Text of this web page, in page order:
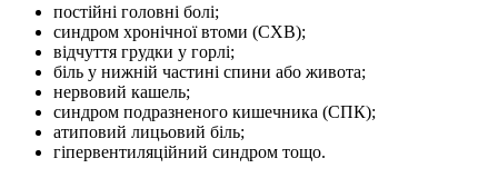
постійні головні болі;
синдром хронічної втоми (СХВ);
відчуття грудки у горлі;
біль у нижній частині спини або живота;
нервовий кашель;
синдром подразненого кишечника (СПК);
атиповий лицьовий біль;
гіпервентиляційний синдром тощо.